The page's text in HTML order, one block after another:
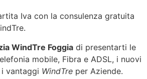
Iva con la consulenza gratuita
WindTre Foggia di presentarti le
mobile, Fibra e ADSL, i nuovi
vantaggi WindTre per Aziende.